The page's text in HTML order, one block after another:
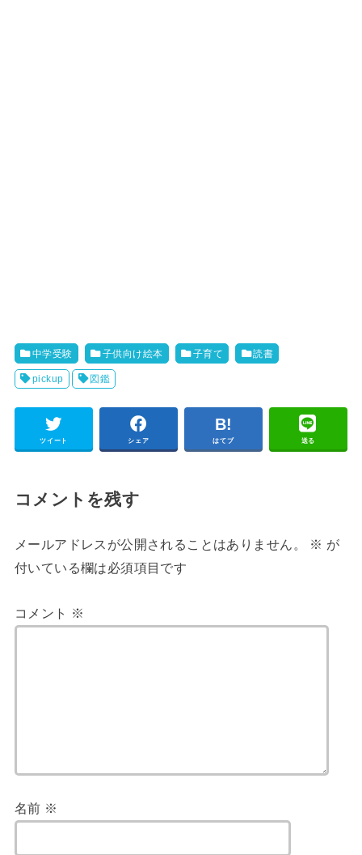
中学受験 子供向け絵本 子育て 読書
pickup 図鑑
ツイート シェア はてブ 送る
コメントを残す
メールアドレスが公開されることはありません。 ※ が
付いている欄は必須項目です
コメント ※
名前 ※